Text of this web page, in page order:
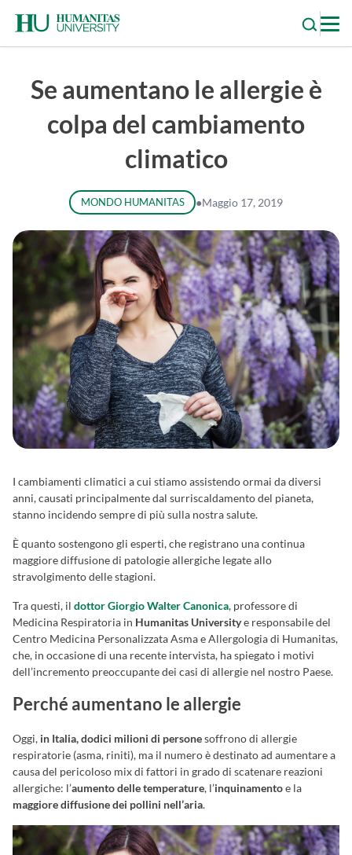
content
Se aumentano le allergie è
colpa del cambiamento
climatico
MONDO HUMANITAS ●Maggio 17, 2019
I cambiamenti climatici a cui stiamo assistendo ormai da diversi
anni, causati principalmente dal surriscaldamento del pianeta,
stanno incidendo sempre di più sulla nostra salute.
È quanto sostengono gli esperti, che registrano una continua
maggiore diffusione di patologie allergiche legate allo
stravolgimento delle stagioni.
Tra questi, il dottorGiorgio Walter Canonica, professore di
Medicina Respiratoria in Humanitas Universitye responsabile del
Centro Medicina Personalizzata Asma e Allergologia di Humanitas,
che, in occasione di una recente intervista, ha spiegato i motivi
dell’incremento preoccupante dei casi di allergie nel nostro Paese.
Perché aumentano le allergie
Oggi, in Italia, dodici milioni di personesoffrono di allergie
respiratorie (asma, riniti), ma il numero è destinato ad aumentare a
causa del pericoloso mix di fattori in grado di scatenare reazioni
allergiche: l’aumento delle temperature, l’inquinamentoe la
maggiore diffusione dei pollini nell’aria.